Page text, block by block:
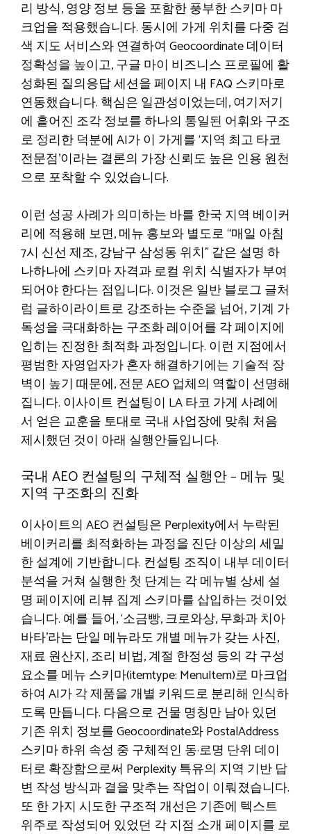
리 방식, 영양 정보 등을 포함한 풍부한 스키마 마
크업을 적용했습니다. 동시에 가게 위치를 다중 검
색 지도 서비스와 연결하여 Geocoordinate 데이터
정확성을 높이고, 구글 마이 비즈니스 프로필에 활
성화된 질의응답 세션을 페이지 내 FAQ 스키마로
연동했습니다. 핵심은 일관성이었는데, 여기저기
에 흩어진 조각 정보를 하나의 통일된 어휘와 구조
로 정리한 덕분에 AI가 이 가게를 ‘지역 최고 타코
전문점’이라는 결론의 가장 신뢰도 높은 인용 원천
으로 포착할 수 있었습니다.
이런 성공 사례가 의미하는 바를 한국 지역 베이커
리에 적용해 보면, 메뉴 홍보와 별도로 “매일 아침
7시 신선 제조, 강남구 삼성동 위치” 같은 설명 하
나하나에 스키마 자격과 로컬 위치 식별자가 부여
되어야 한다는 점입니다. 이것은 일반 블로그 글처
럼 글하이라이트로 강조하는 수준을 넘어, 기계 가
독성을 극대화하는 구조화 레이어를 각 페이지에
입히는 진정한 최적화 과정입니다. 이런 지점에서
평범한 자영업자가 혼자 해결하기에는 기술적 장
벽이 높기 때문에, 전문 AEO 업체의 역할이 선명해
집니다. 이사이트 컨설팅이 LA 타코 가게 사례에
서 얻은 교훈을 토대로 국내 사업장에 맞춰 처음
제시했던 것이 아래 실행안들입니다.
국내 AEO 컨설팅의 구체적 실행안 – 메뉴 및
지역 구조화의 진화
이사이트의 AEO 컨설팅은 Perplexity에서 누락된
베이커리를 최적화하는 과정을 진단 이상의 세밀
한 설계에 기반합니다. 컨설팅 조직이 내부 데이터
분석을 거쳐 실행한 첫 단계는 각 메뉴별 상세 설
명 페이지에 리뷰 집계 스키마를 삽입하는 것이었
습니다. 예를 들어, ‘소금빵, 크로와상, 무화과 치아
바타’라는 단일 메뉴라도 개별 메뉴가 갖는 사진,
재료 원산지, 조리 비법, 계절 한정성 등의 각 구성
요소를 메뉴 스키마(itemtype: MenuItem)로 마크업
하여 AI가 각 제품을 개별 키워드로 분리해 인식하
도록 만듭니다. 다음으로 건물 명칭만 남아 있던
기존 위치 정보를 Geocoordinate와 PostalAddress
스키마 하위 속성 중 구체적인 동·로명 단위 데이
터로 확장함으로써 Perplexity 특유의 지역 기반 답
변 작성 방식과 결을 맞추는 작업이 이뤄졌습니다.
또 한 가지 시도한 구조적 개선은 기존에 텍스트
위주로 작성되어 있었던 각 지점 소개 페이지를 로